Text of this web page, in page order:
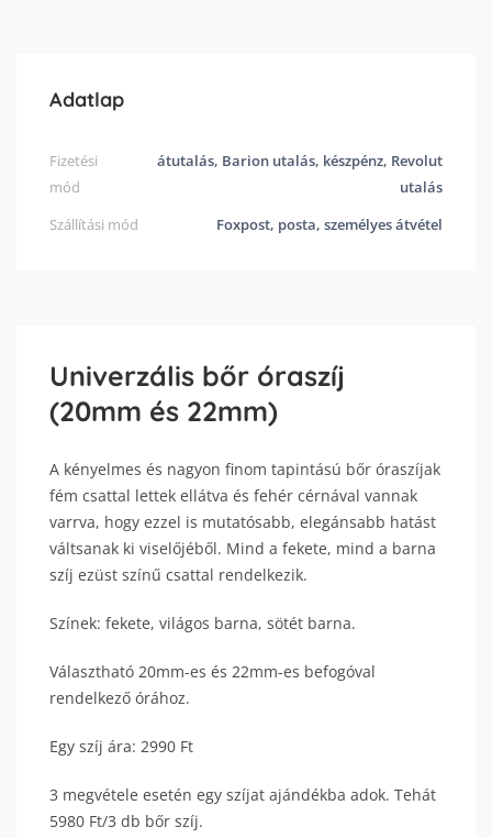
Adatlap
Fizetési
mód
átutalás, Barion utalás, készpénz, Revolut
utalás
Szállítási mód
Foxpost, posta, személyes átvétel
Univerzális bőr óraszíj
(20mm és 22mm)
A kényelmes és nagyon finom tapintású bőr óraszíjak
fém csattal lettek ellátva és fehér cérnával vannak
varrva, hogy ezzel is mutatósabb, elegánsabb hatást
váltsanak ki viselőjéből. Mind a fekete, mind a barna
szíj ezüst színű csattal rendelkezik.
Színek: fekete, világos barna, sötét barna.
Választható 20mm-es és 22mm-es befogóval
rendelkező órához.
Egy szíj ára: 2990 Ft
3 megvétele esetén egy szíjat ajándékba adok. Tehát
5980 Ft/3 db bőr szíj.